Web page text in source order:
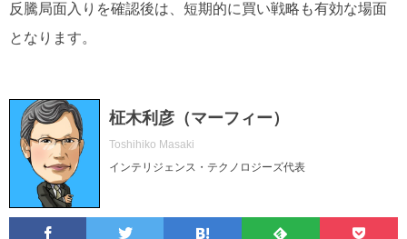
反騰局面入りを確認後は、短期的に買い戦略も有効な場面
となります。
柾木利彦（マーフィー）
Toshihiko Masaki
インテリジェンス・テクノロジーズ代表
Twitter